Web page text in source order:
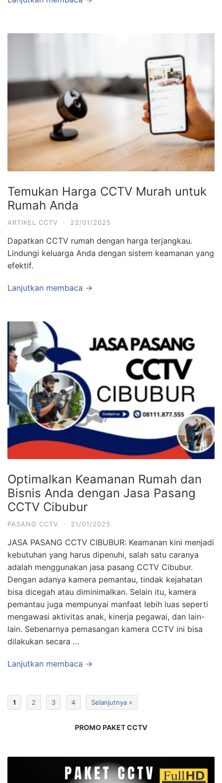
Temukan Harga CCTV Murah untuk
Rumah Anda
ARTIKEL CCTV · 22/01/2025
Dapatkan CCTV rumah dengan harga terjangkau.
Lindungi keluarga Anda dengan sistem keamanan yang
efektif.
Lanjutkan membaca →
Optimalkan Keamanan Rumah dan
Bisnis Anda dengan Jasa Pasang
CCTV Cibubur
PASANG CCTV · 21/01/2025
JASA PASANG CCTV CIBUBUR: Keamanan kini menjadi
kebutuhan yang harus dipenuhi, salah satu caranya
adalah menggunakan jasa pasang CCTV Cibubur.
Dengan adanya kamera pemantau, tindak kejahatan
bisa dicegah atau diminimalkan. Selain itu, kamera
pemantau juga mempunyai manfaat lebih luas seperti
mengawasi aktivitas anak, kinerja pegawai, dan lain-
lain. Sebenarnya pemasangan kamera CCTV ini bisa
dilakukan secara …
Lanjutkan membaca →
1 2 3 4 Selanjutnya »
PROMO PAKET CCTV